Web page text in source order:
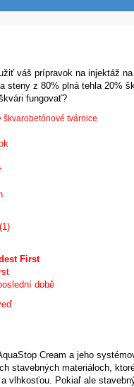
váš prípravok na injektáž
steny z 80% plná tehla 20%
fungovať?
škvarobetónové tvárnice
First
době
Cream a jeho
stavebných materiáloch,
vlhkosťou. Pokiaľ ale
€18,00